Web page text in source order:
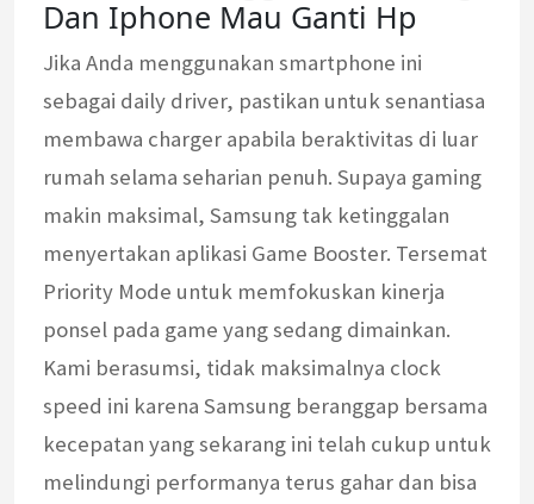
Dan Iphone Mau Ganti Hp
Jika Anda menggunakan smartphone ini
sebagai daily driver, pastikan untuk senantiasa
membawa charger apabila beraktivitas di luar
rumah selama seharian penuh. Supaya gaming
makin maksimal, Samsung tak ketinggalan
menyertakan aplikasi Game Booster. Tersemat
Priority Mode untuk memfokuskan kinerja
ponsel pada game yang sedang dimainkan.
Kami berasumsi, tidak maksimalnya clock
speed ini karena Samsung beranggap bersama
kecepatan yang sekarang ini telah cukup untuk
melindungi performanya terus gahar dan bisa